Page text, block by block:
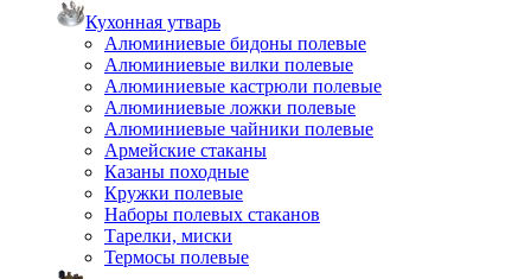
Кухонная утварь
Алюминиевые бидоны полевые
Алюминиевые вилки полевые
Алюминиевые кастрюли полевые
Алюминиевые ложки полевые
Алюминиевые чайники полевые
Армейские стаканы
Казаны походные
Кружки полевые
Наборы полевых стаканов
Тарелки, миски
Термосы полевые